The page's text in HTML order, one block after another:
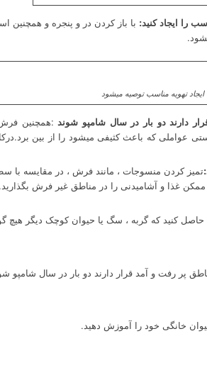
را ایجاد کنید: با باز کردن در و پنجره و همچنین
ایجاد تهویه مناسب توصیه میشود
دارند دو بار در سال شامپو شوند:همچنین
عواملی که باعث کثیفی میشود را از بین
تمیز کردن منسوجات ، مانند فرش ، در مقایسه
غذا و آشامیدنی را در مناطق غیر فرش
حاصل کنید که گربه ، سگ یا حیوان کوچک دیگر هیچ